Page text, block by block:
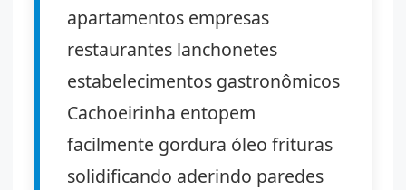
apartamentos empresas
restaurantes lanchonetes
estabelecimentos gastronômicos
Cachoeirinha entopem
facilmente gordura óleo frituras
solidificando aderindo paredes